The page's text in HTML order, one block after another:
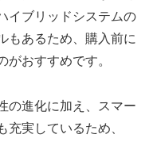
イブリッドシステムの
もあるため、購入前に
おすすめです。
の進化に加え、スマー
充実しているため、